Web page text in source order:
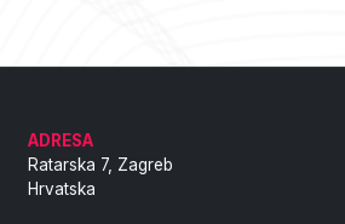
ADRESA
Ratarska 7, Zagreb
Hrvatska